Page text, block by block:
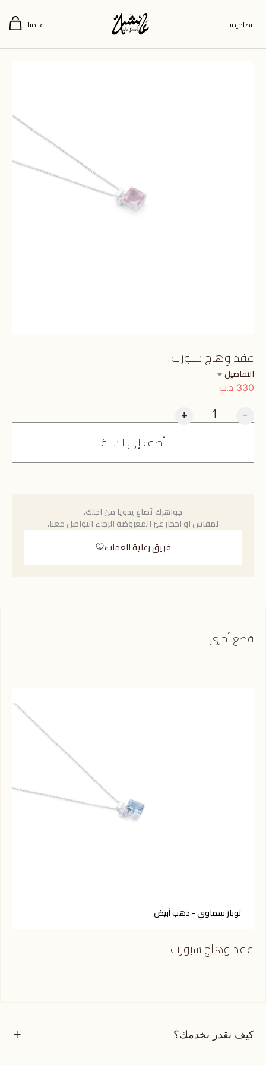
تصاميمنا عالمنا
عقد وِهاج سبورت
التفاصيل
330 د.ب
-
+
أضف إلى السلة
جواهرك تُصاغ يدويا من اجلك.
لمقاس او احجار غير المعروضة الرجاء التواصل معنا.
فريق رعاية العملاء
قطع أخرى
توباز سماوي - ذهب أبيض
عقد وِهاج سبورت
كيف نقدر نخدمك؟